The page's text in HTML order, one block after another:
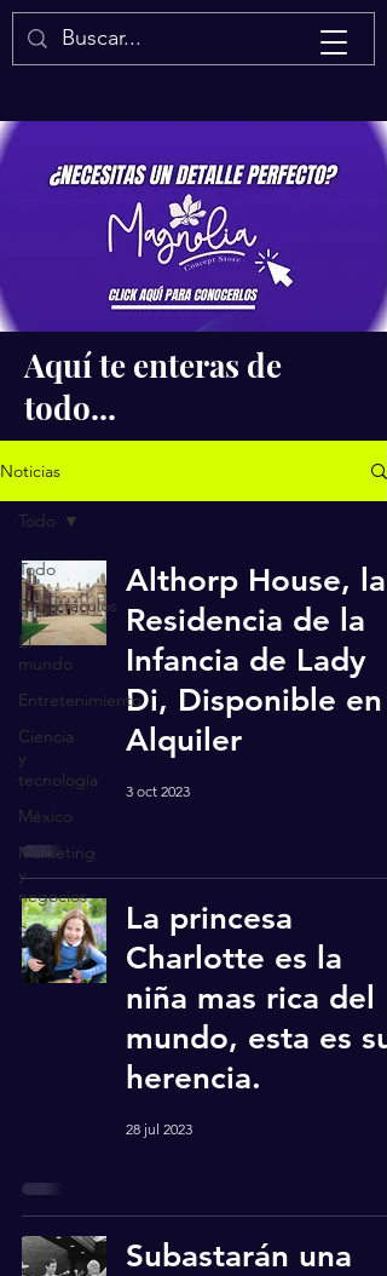
Isaac Quintal
Aquí te enteras de
todo...
Noticias
Todo
Espectáculos
El
mundo
Entretenimiento
Ciencia
y
tecnología
México
Marketing
y
negocios
Salud
Todo
Althorp House, la
Residencia de la
Infancia de Lady
Di, Disponible en
Alquiler
3 oct 2023
La princesa
Charlotte es la
niña mas rica del
mundo, esta es su
herencia.
28 jul 2023
Subastarán una